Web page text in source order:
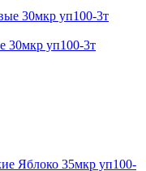
30мкр уп100-3т